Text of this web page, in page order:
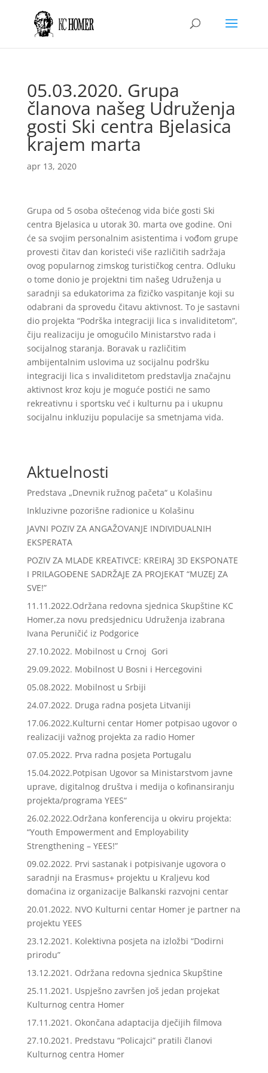
05.03.2020. Grupa
članova našeg Udruženja
gosti Ski centra Bjelasica
krajem marta
apr 13, 2020
Grupa od 5 osoba oštećenog vida biće gosti Ski
centra Bjelasica u utorak 30. marta ove godine. Oni
će sa svojim personalnim asistentima i vođom grupe
provesti čitav dan koristeći više različitih sadržaja
ovog popularnog zimskog turističkog centra. Odluku
o tome donio je projektni tim našeg Udruženja u
saradnji sa edukatorima za fizičko vaspitanje koji su
odabrani da sprovedu čitavu aktivnost. To je sastavni
dio projekta “Podrška integraciji lica s invaliditetom”,
čiju realizaciju je omogućilo Ministarstvo rada i
socijalnog staranja. Boravak u različitim
ambijentalnim uslovima uz socijalnu podršku
integraciji lica s invaliditetom predstavlja značajnu
aktivnost kroz koju je moguće postići ne samo
rekreativnu i sportsku već i kulturnu pa i ukupnu
socijalnu inkluziju populacije sa smetnjama vida.
Aktuelnosti
Predstava „Dnevnik ružnog pačeta“ u Kolašinu
Inkluzivne pozorišne radionice u Kolašinu
JAVNI POZIV ZA ANGAŽOVANJE INDIVIDUALNIH
EKSPERATA
POZIV ZA MLADE KREATIVCE: KREIRAJ 3D EKSPONATE
I PRILAGOĐENE SADRŽAJE ZA PROJEKAT “MUZEJ ZA
SVE!”
11.11.2022.Održana redovna sjednica Skupštine KC
Homer,za novu predsjednicu Udruženja izabrana
Ivana Peruničić iz Podgorice
27.10.2022. Mobilnost u Crnoj Gori
29.09.2022. Mobilnost U Bosni i Hercegovini
05.08.2022. Mobilnost u Srbiji
24.07.2022. Druga radna posjeta Litvaniji
17.06.2022.Kulturni centar Homer potpisao ugovor o
realizaciji važnog projekta za radio Homer
07.05.2022. Prva radna posjeta Portugalu
15.04.2022.Potpisan Ugovor sa Ministarstvom javne
uprave, digitalnog društva i medija o kofinansiranju
projekta/programa YEES“
26.02.2022.Održana konferencija u okviru projekta:
“Youth Empowerment and Employability
Strengthening – YEES!”
09.02.2022. Prvi sastanak i potpisivanje ugovora o
saradnji na Erasmus+ projektu u Kraljevu kod
domaćina iz organizacije Balkanski razvojni centar
20.01.2022. NVO Kulturni centar Homer je partner na
projektu YEES
23.12.2021. Kolektivna posjeta na izložbi “Dodirni
prirodu”
13.12.2021. Održana redovna sjednica Skupštine
25.11.2021. Uspješno završen još jedan projekat
Kulturnog centra Homer
17.11.2021. Okončana adaptacija dječijih filmova
27.10.2021. Predstavu “Policajci” pratili članovi
Kulturnog centra Homer